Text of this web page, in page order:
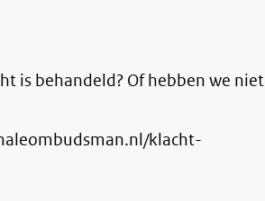
is behandeld? Of hebben we niet
klacht-